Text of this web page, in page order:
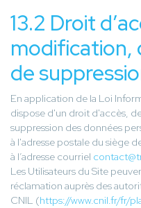
13.2 Droit
modification,
de
En application de la Loi
dispose d'un droit d'accès,
suppression des données
à l'adresse postale du siège
à l’adresse courriel
Les Utilisateurs du Site
réclamation auprès des
CNIL (https://www.cnil.fr/fr/